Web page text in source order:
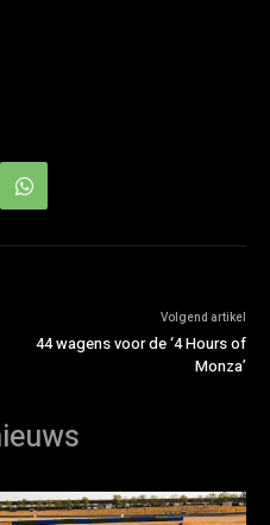
Volgend artikel
44 wagens voor de ‘4 Hours of
Monza’